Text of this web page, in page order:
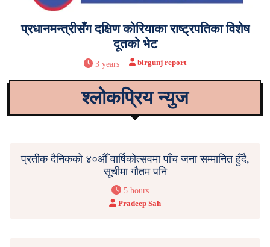
प्रधानमन्त्रीसँग दक्षिण कोरियाका राष्ट्रपतिका विशेष
दूतको भेट
3 years birgunj report
श्लोकप्रिय न्युज
प्रतीक दैनिकको ४०औँ वार्षिकोत्सवमा पाँच जना सम्मानित हुँदै,
सूचीमा गौतम पनि
5 hours
Pradeep Sah